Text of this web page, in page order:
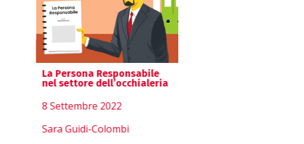
La Persona Responsabile
nel settore dell’occhialeria
8 Settembre 2022
Sara Guidi-Colombi